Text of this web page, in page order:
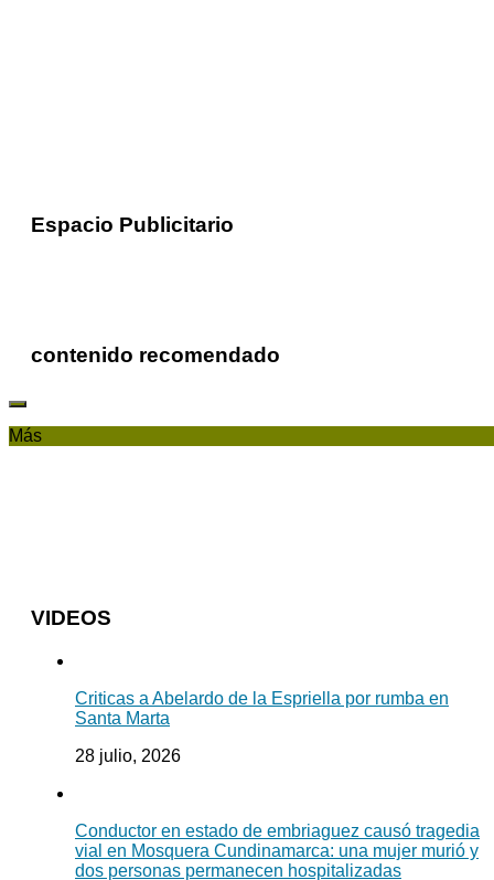
Espacio Publicitario
contenido recomendado
Más
VIDEOS
Criticas a Abelardo de la Espriella por rumba en
Santa Marta
28 julio, 2026
Conductor en estado de embriaguez causó tragedia
vial en Mosquera Cundinamarca: una mujer murió y
dos personas permanecen hospitalizadas